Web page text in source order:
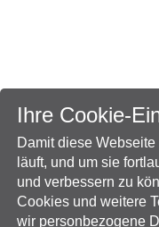
Ihre Cookie-
Damit diese
läuft, und um sie
und verbessern zu
Cookies und weitere
wir personbezogene